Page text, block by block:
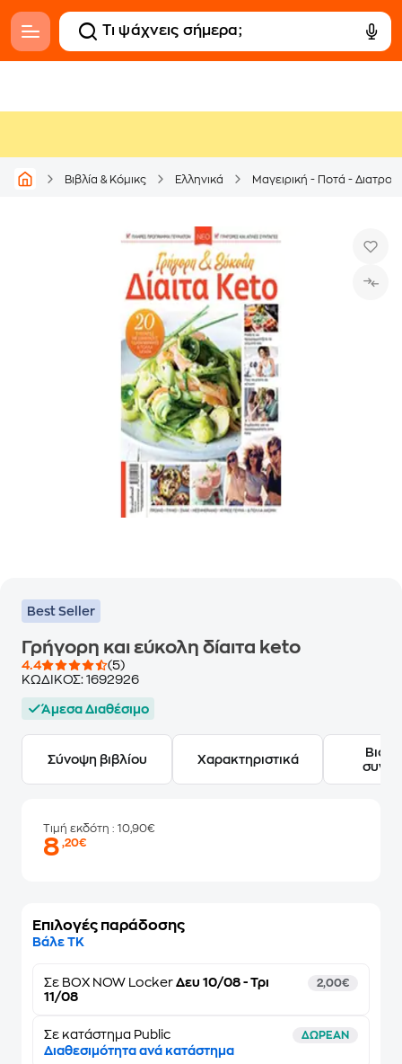
Βιβλία & Κόμικς Ελληνικά Μαγειρική - Ποτά -
Best Seller
Γρήγορη και εύκολη δίαιτα keto
4.4
(5)
ΚΩΔΙΚΟΣ: 1692926
Άμεσα Διαθέσιμο
Σύνοψη βιβλίου Χαρακτηριστικά
Τιμή εκδότη : 10,90€
8,20€
Επιλογές παράδοσης
Βάλε ΤΚ
Σε BOX NOW Locker Δευ 10/08 - Τρι
11/08
2,00€
Σε κατάστημα Public ΔΩΡΕΑΝ
Διαθεσιμότητα ανά κατάστημα